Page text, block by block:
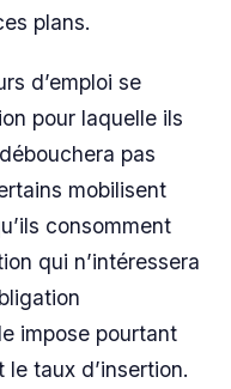
plans.
d’emploi se
pour laquelle ils
pas
mobilisent
consomment
qui n’intéressera
impose pourtant
taux d’insertion.